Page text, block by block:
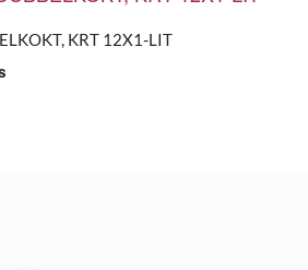
KRT 12X1-LIT